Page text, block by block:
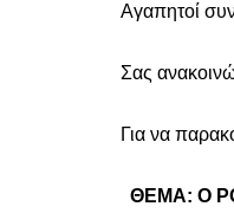
Αγαπητοί
Σας
Για να
ΘΕΜΑ: Ο